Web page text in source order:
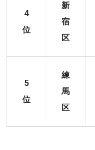
4
位
新
宿
区
5
位
練
馬
区